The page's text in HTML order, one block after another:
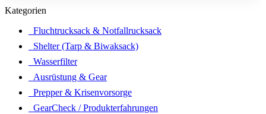
Kategorien
Fluchtrucksack & Notfallrucksack
Shelter (Tarp & Biwaksack)
Wasserfilter
Ausrüstung & Gear
Prepper & Krisenvorsorge
GearCheck / Produkterfahrungen